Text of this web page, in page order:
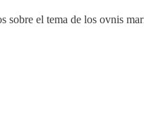
sobre el tema de los ovnis